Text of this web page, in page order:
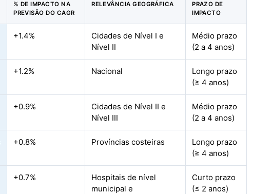
% DE IMPACTO NA
PREVISÃO DO CAGR
RELEVÂNCIA GEOGRÁFICA
PRAZO DE
IMPACTO
+1.4%
Cidades de Nível I e
Nível II
Médio prazo
(2 a 4 anos)
+1.2% Nacional
Longo prazo
(≥ 4 anos)
+0.9%
Cidades de Nível II e
Nível III
Médio prazo
(2 a 4 anos)
+0.8% Províncias costeiras
Longo prazo
(≥ 4 anos)
+0.7%
Hospitais de nível
municipal e
Curto prazo
(≤ 2 anos)